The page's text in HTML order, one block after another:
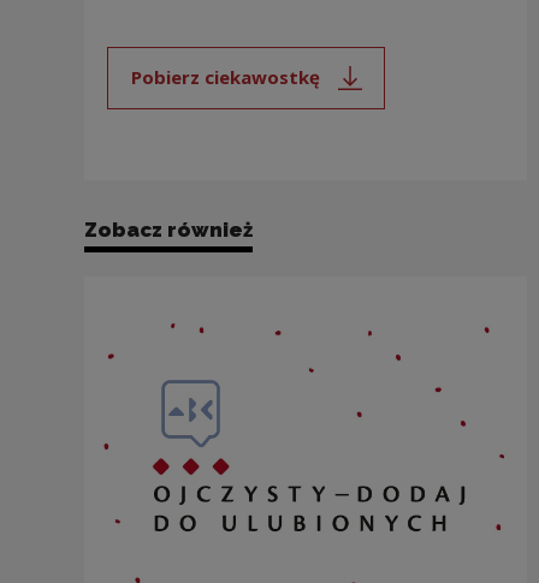
Pobierz ciekawostkę
Uwaga, link zostanie otwarty
Zobacz również